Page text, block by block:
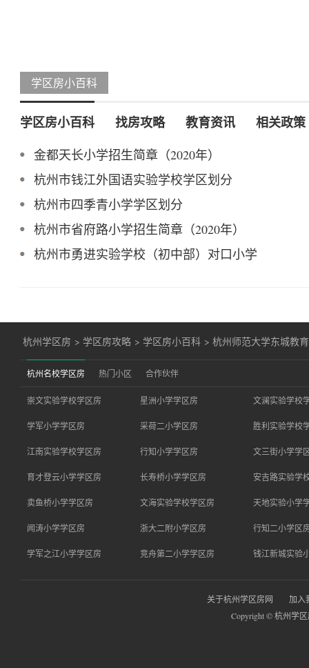
学区房小百科
学区房小百科 找房攻略 教育资讯 相关政策
金都天长小学招生简章（2020年）
杭州市钱江外国语实验学校学区划分
杭州市四季青小学学区划分
杭州市省府路小学招生简章（2020年）
杭州市勇进实验学校（初中部）对口小学
杭州学区房 > 学区房攻略 > 学区房小百科 >杭州师范大学东城教
杭州名校学区房 热门小区 合作伙伴
崇文实验学校学区房 星洲小学学区房 文澜实验学校
学军小学学区房 采荷二小学区房 胜利实验学校
江南实验学校学区房 行知小学学区房 文三街小学学
育才登云小学学区房 长寿桥小学学区房 安吉路实验学
卖鱼桥小学学区房 文海实验学校学区房 天地实验小学
闻涛小学学区房 浙大二附小学区房 行知二小学区
学军之江小学学区房 竞舟第二小学学区房 钱江新城实验
关于杭州学区房网
加入
Copyright © 杭州学